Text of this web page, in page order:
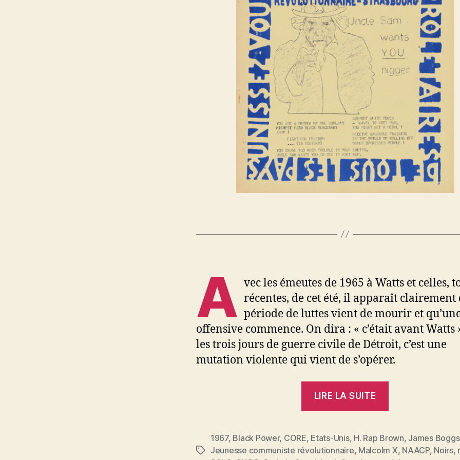
A vec les émeutes de 1965 à Watts et celles,
récentes, de cet été, il apparaît clairement
période de luttes vient de mourir et
offensive commence. On dira : « c’était avant Watts
les trois jours de guerre civile de Détroit, c’est une
mutation violente qui vient de s’opérer.
LIRE LA SUITE
Étiquettes
1967, Black Power, CORE, Etats-Unis, H. Rap Brown, James Boggs
Jeunesse communiste révolutionnaire, Malcolm X, NAACP, Noirs,